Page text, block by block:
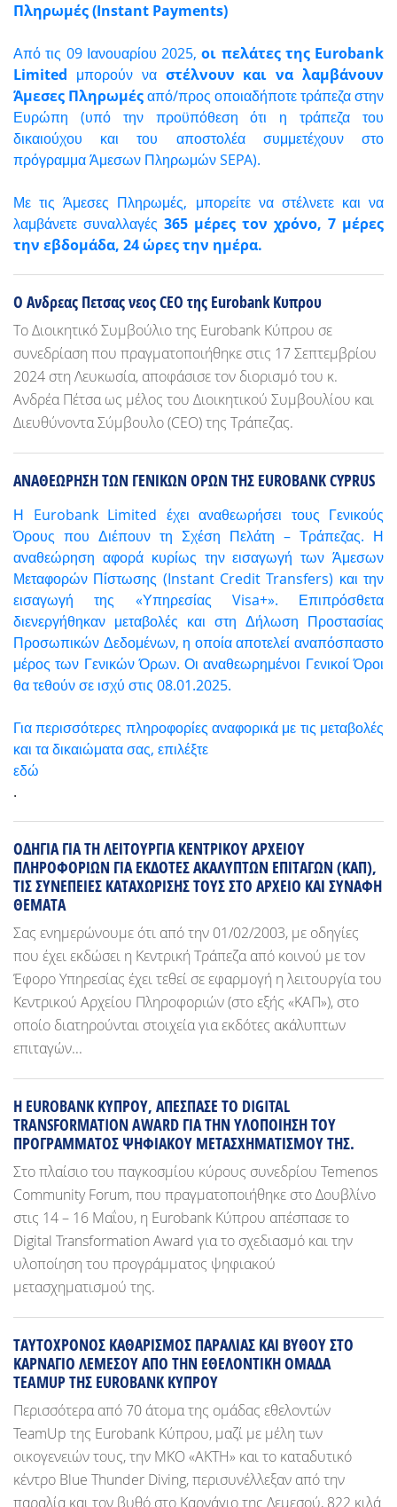
Πληρωμές (Instant Payments)
Από τις 09 Ιανουαρίου 2025,οι πελάτες της Eurobank
Limited μπορούν να στέλνουν και να λαμβάνουν
Άμεσες Πληρωμέςαπό/προς οποιαδήποτε τράπεζα στην
Ευρώπη (υπό την προϋπόθεση ότι η τράπεζα του
δικαιούχου και του αποστολέα συμμετέχουν στο
πρόγραμμα Άμεσων Πληρωμών SEPA).
Με τις Άμεσες Πληρωμές, μπορείτε να στέλνετε και να
λαμβάνετε συναλλαγές 365 μέρες τον χρόνο, 7 μέρες
την εβδομάδα, 24 ώρες την ημέρα.
Ο Ανδρεας Πετσας νεος CEO της Eurobank Κυπρου
Το Διοικητικό Συμβούλιο της Eurobank Κύπρου σε
συνεδρίαση που πραγματοποιήθηκε στις 17 Σεπτεμβρίου
2024 στη Λευκωσία, αποφάσισε τον διορισμό του κ.
Ανδρέα Πέτσα ως μέλος του Διοικητικού Συμβουλίου και
Διευθύνοντα Σύμβουλο (CEO) της Τράπεζας.
ΑΝΑΘΕΩΡΗΣΗ ΤΩΝ ΓΕΝΙΚΩΝ ΟΡΩΝ ΤΗΣ EUROBANK CYPRUS
Η Eurobank Limited έχει αναθεωρήσει τους Γενικούς
Όρους που Διέπουν τη Σχέση Πελάτη – Τράπεζας. Η
αναθεώρηση αφορά κυρίως την εισαγωγή των Άμεσων
Μεταφορών Πίστωσης (Instant Credit Transfers) και την
εισαγωγή της «Υπηρεσίας Visa+». Επιπρόσθετα
διενεργήθηκαν μεταβολές και στη Δήλωση Προστασίας
Προσωπικών Δεδομένων, η οποία αποτελεί αναπόσπαστο
μέρος των Γενικών Όρων. Οι αναθεωρημένοι Γενικοί Όροι
θα τεθούν σε ισχύ στις 08.01.2025.
Για περισσότερες πληροφορίες αναφορικά με τις μεταβολές
και τα δικαιώματα σας, επιλέξτε
εδώ
.
ΟΔΗΓΙΑ ΓΙΑ ΤΗ ΛΕΙΤΟΥΡΓΙΑ ΚΕΝΤΡΙΚΟΥ ΑΡΧΕΙΟΥ
ΠΛΗΡΟΦΟΡΙΩΝ ΓΙΑ ΕΚΔΟΤΕΣ ΑΚΑΛΥΠΤΩΝ ΕΠΙΤΑΓΩΝ (ΚΑΠ),
ΤΙΣ ΣΥΝΕΠΕΙΕΣ ΚΑΤΑΧΩΡΙΣΗΣ ΤΟΥΣ ΣΤΟ ΑΡΧΕΙΟ ΚΑΙ ΣΥΝΑΦΗ
ΘΕΜΑΤΑ
Σας ενημερώνουμε ότι από την 01/02/2003, με οδηγίες
που έχει εκδώσει η Κεντρική Τράπεζα από κοινού με τον
Έφορο Υπηρεσίας έχει τεθεί σε εφαρμογή η λειτουργία του
Κεντρικού Αρχείου Πληροφοριών (στο εξής «ΚΑΠ»), στο
οποίο διατηρούνται στοιχεία για εκδότες ακάλυπτων
επιταγών...
Η EUROBANK ΚΥΠΡΟΥ, ΑΠΕΣΠΑΣΕ ΤΟ DIGITAL
TRANSFORMATION AWARD ΓΙΑ ΤΗΝ ΥΛΟΠΟΙΗΣΗ ΤΟΥ
ΠΡΟΓΡΑΜΜΑΤΟΣ ΨΗΦΙΑΚΟΥ ΜΕΤΑΣΧΗΜΑΤΙΣΜΟΥ ΤΗΣ.
Στο πλαίσιο του παγκοσμίου κύρους συνεδρίου Temenos
Community Forum, που πραγματοποιήθηκε στο Δουβλίνο
στις 14 – 16 Μαΐου, η Eurobank Κύπρου απέσπασε το
Digital Transformation Award για το σχεδιασμό και την
υλοποίηση του προγράμματος ψηφιακού
μετασχηματισμού της.
ΤΑΥΤΟΧΡΟΝΟΣ ΚΑΘΑΡΙΣΜΟΣ ΠΑΡΑΛΙΑΣ ΚΑΙ ΒΥΘΟΥ ΣΤΟ
ΚΑΡΝΑΓΙΟ ΛΕΜΕΣΟΥ ΑΠΟ ΤΗΝ ΕΘΕΛΟΝΤΙΚΗ ΟΜΑΔΑ
TEAMUP ΤΗΣ EUROBANK ΚΥΠΡΟΥ
Περισσότερα από 70 άτομα της ομάδας εθελοντών
TeamUp της Eurobank Κύπρου, μαζί με μέλη των
οικογενειών τους, την ΜΚΟ «ΑΚΤΗ» και το καταδυτικό
κέντρο Blue Thunder Diving, περισυνέλλεξαν από την
παραλία και τον βυθό στο Καρνάγιο της Λεμεσού, 822 κιλά